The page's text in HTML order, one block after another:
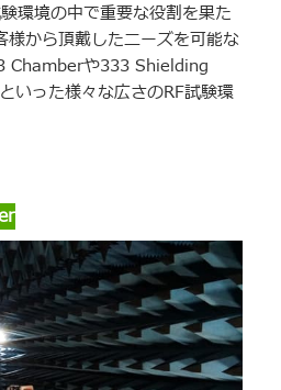
環境の中で重要な役割を果た
様から頂戴したニーズを可能な
Chamberや333 Shielding
いった様々な広さのRF試験環